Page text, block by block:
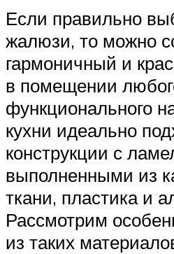
Если правильно
жалюзи, то можно
гармоничный и
в помещении
функционального
кухни идеально
конструкции с
выполненными из
ткани, пластика и
Рассмотрим
из таких